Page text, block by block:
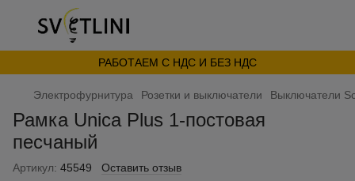
РАБОТАЕМ С НДС И БЕЗ НДС
Электрофурнитура Розетки и выключатели Выключатели
Рамка Unica Plus 1-постовая
песчаный
Артикул: 45549 Оставить отзыв